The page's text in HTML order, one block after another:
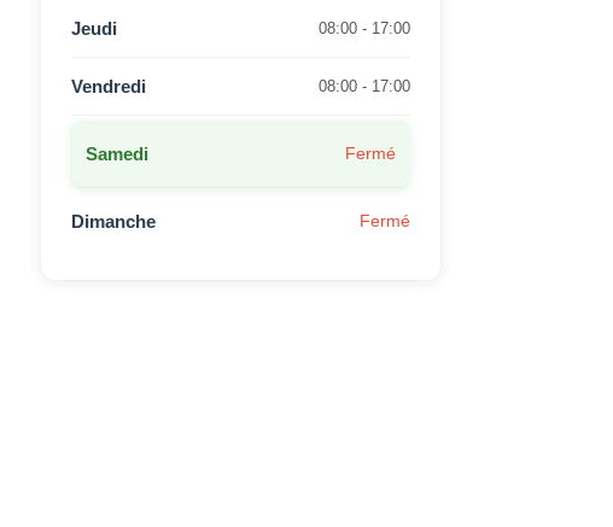
Jeudi 08:00 - 17:00
Vendredi 08:00 - 17:00
Samedi Fermé
Dimanche Fermé